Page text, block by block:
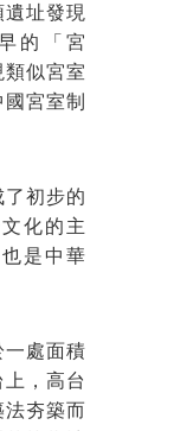
遺址發現
的「宮
類似宮室
宮室制
初步的
化的主
是中華
一處面積
，高台
夯築而